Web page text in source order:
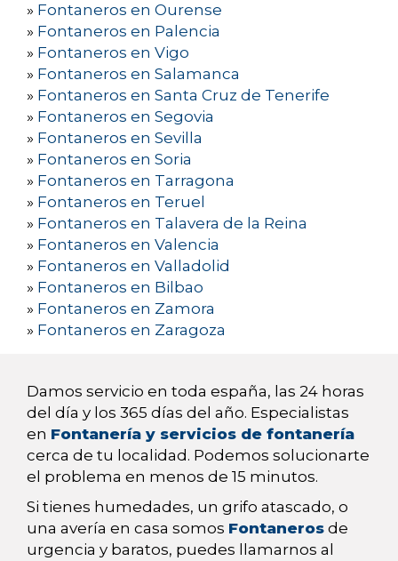
» Fontaneros en Ourense
» Fontaneros en Palencia
» Fontaneros en Vigo
» Fontaneros en Salamanca
» Fontaneros en Santa Cruz de Tenerife
» Fontaneros en Segovia
» Fontaneros en Sevilla
» Fontaneros en Soria
» Fontaneros en Tarragona
» Fontaneros en Teruel
» Fontaneros en Talavera de la Reina
» Fontaneros en Valencia
» Fontaneros en Valladolid
» Fontaneros en Bilbao
» Fontaneros en Zamora
» Fontaneros en Zaragoza
Damos servicio en toda españa, las 24 horas
del día y los 365 días del año. Especialistas
en Fontanería y servicios de fontanería
cerca de tu localidad. Podemos solucionarte
el problema en menos de 15 minutos.
Si tienes humedades, un grifo atascado, o
una avería en casa somos Fontaneros de
urgencia y baratos, puedes llamarnos al